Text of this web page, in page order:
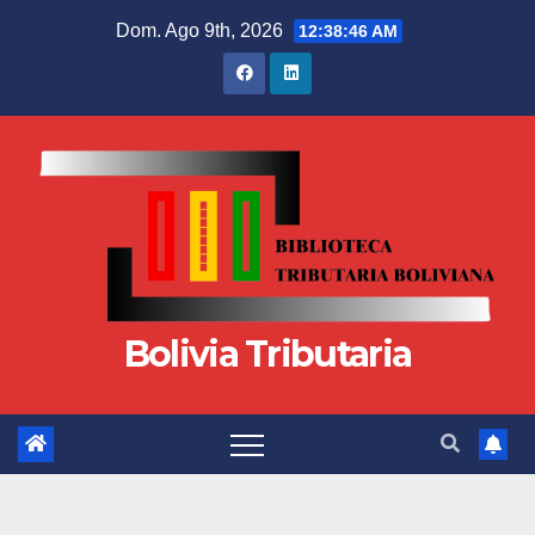
Dom. Ago 9th, 2026 12:38:46 AM
Bolivia Tributaria